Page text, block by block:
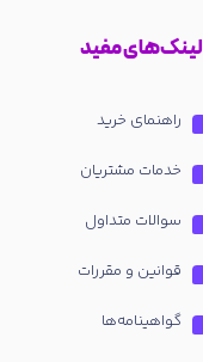
لینک‌های مفید
راهنمای خرید
خدمات مشتریان
سوالات متداول
قوانین و مقررات
گواهینامه‌ها